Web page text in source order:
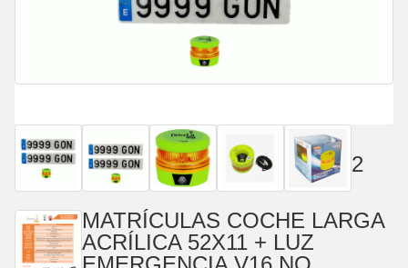
2
MATRÍCULAS COCHE LARGA
ACRÍLICA 52X11 + LUZ